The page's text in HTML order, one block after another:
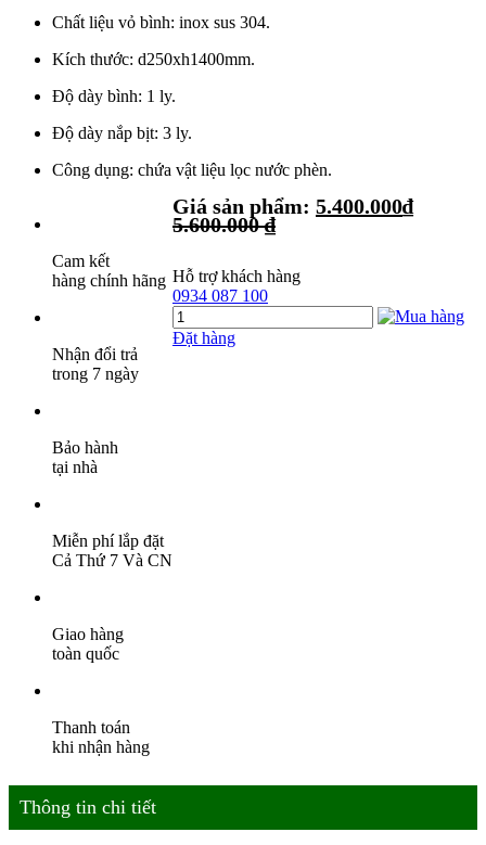
Chất liệu vỏ bình: inox sus 304.
Kích thước: d250xh1400mm.
Độ dày bình: 1 ly.
Độ dày nắp bịt: 3 ly.
Công dụng: chứa vật liệu lọc nước phèn.
Cam kết
hàng chính hãng
Nhận đổi trả
trong 7 ngày
Bảo hành
tại nhà
Miễn phí lắp đặt
Cả Thứ 7 Và CN
Giao hàng
toàn quốc
Thanh toán
khi nhận hàng
Giá sản phẩm: 5.400.000₫
5.600.000₫
Hỗ trợ khách hàng
0934 087 100
Đặt hàng
Thông tin chi tiết